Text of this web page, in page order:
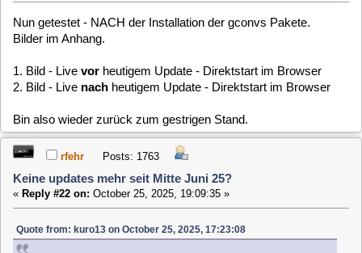
1. Bild - Livevorheutigem Update - Direktstart im Browser
heutigem Update - Direktstart im Browser
Bin also wieder zurück zum gestrigen Stand.
hast du voher mal den Cache vom Browser geleert?
Denn ich kann die Problem nicht nachvollziehen.
Gruß,
Roland
franky Posts: 582
Geändert auf VDR plugin live
«Reply #23 on:October 26, 2025, 00:24:34 »
Man muss den Browser Cache ggf. mehrmals löschen damit
bei der aktuellen Version von live im Nightbuild wieder alles